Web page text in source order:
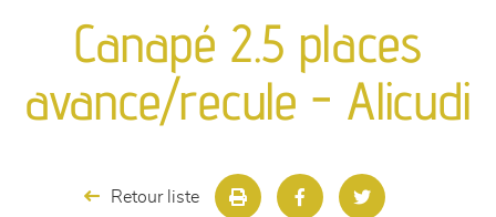
séjours
meubles de complément
Canapé 2.5 places
avance/recule - Alicudi
Retour liste